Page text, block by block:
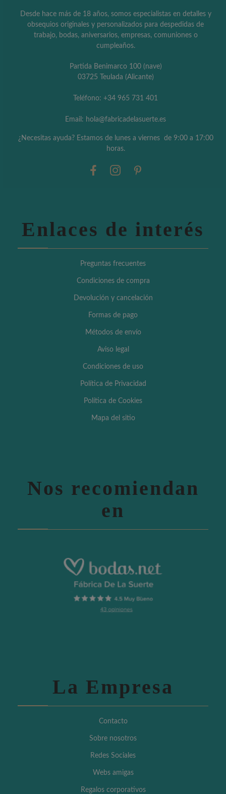
Desde hace más de 18 años, somos especialistas en detalles y
obsequios originales y personalizados para despedidas de
trabajo, bodas, aniversarios, empresas, comuniones o
cumpleaños.
Partida Benimarco 100 (nave)
03725 Teulada (Alicante)
Teléfono: +34 965 731 401
Email: hola@fabricadelasuerte.es
¿Necesitas ayuda? Estamos de lunes a viernes de 9:00 a 17:00
horas.
Enlaces de interés
Preguntas frecuentes
Condiciones de compra
Devolución y cancelación
Formas de pago
Métodos de envío
Aviso legal
Condiciones de uso
Política de Privacidad
Política de Cookies
Mapa del sitio
Nos recomiendan
en
La Empresa
Contacto
Sobre nosotros
Redes Sociales
Webs amigas
Regalos corporativos